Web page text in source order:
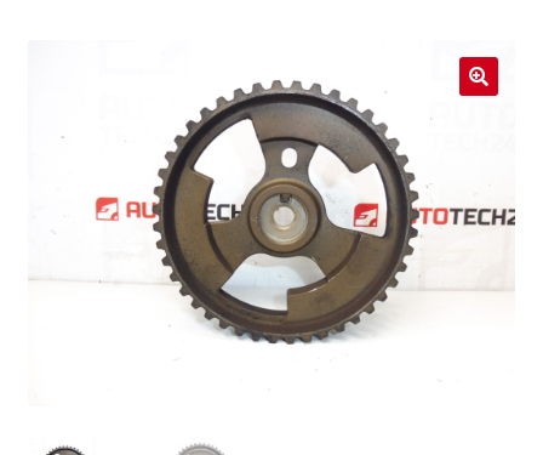
Politica sulla riservatezza
Procedura di Reclamo